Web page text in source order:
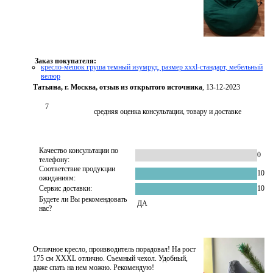
Заказ покупателя:
кресло-мешок груша темный изумруд, размер xххl-стандарт, мебельный
велюр
Татьяна, г. Москва, отзыв из открытого источника, 13-12-2023
7
средняя оценка консультации, товару и доставке
Качество консультации по
телефону:
0
Соответствие продукции
ожиданиям:
10
Сервис доставки:
10
Будете ли Вы рекомендовать
нас?
ДА
Отличное кресло, производитель порадовал! На рост
175 см XXXL отлично. Съемный чехол. Удобный,
даже спать на нем можно. Рекомендую!